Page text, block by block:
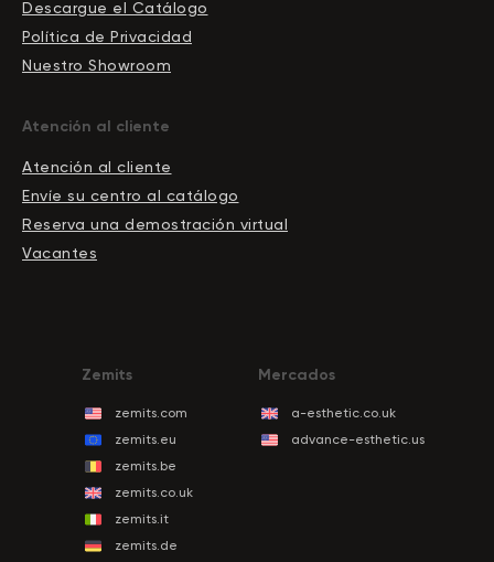
Descargue el Сatálogo
Política de Privacidad
Nuestro Showroom
Atención al cliente
Atención al cliente
Envíe su centro al catálogo
Reserva una demostración virtual
Vacantes
zemits.com
zemits.eu
zemits.be
zemits.co.uk
zemits.it
zemits.de
Zemits
a-esthetic.co.uk
advance-esthetic.us
Mercados